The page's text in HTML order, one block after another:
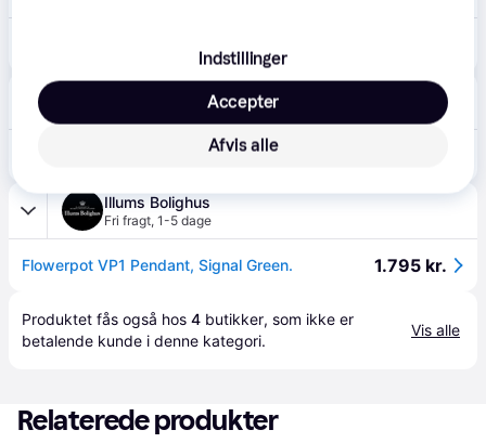
Eller 3 betalinger af 467 kr.
4.6
Illums Bolighus
Fri fragt, 1-5 dage
Flowerpot VP1 Pendant, Signal Green. 1.795 kr.
Produktet fås også hos 4 butikker, som ikke er
betalende kunde i denne kategori.
Vis alle
Relaterede produkter
Indstillinger
Afvis alle
Accepter